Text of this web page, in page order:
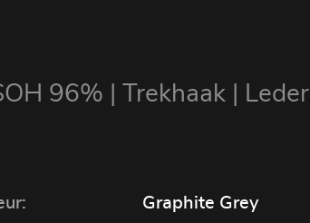
96% | Trekhaak | Leder
Graphite Grey